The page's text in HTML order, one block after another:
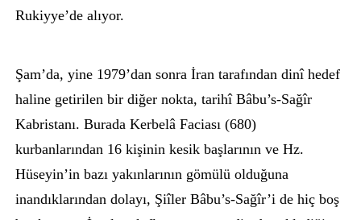
Rukiyye’de alıyor.
Şam’da, yine 1979’dan sonra İran tarafından dinî hedef
haline getirilen bir diğer nokta, tarihî Bâbu’s-Sağîr
Kabristanı. Burada Kerbelâ Faciası (680)
kurbanlarından 16 kişinin kesik başlarının ve Hz.
Hüseyin’in bazı yakınlarının gömülü olduğuna
inandıklarından dolayı, Şiîler Bâbu’s-Sağîr’i de hiç boş